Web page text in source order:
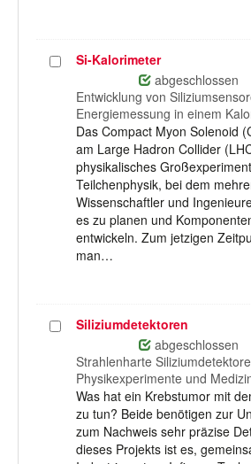
ProjektSi-Kalorimeter
abgeschlossen
Entwicklung von
Energiemessung in einem
Das Compact Myon Solenoid
am Large Hadron Collider
physikalisches
Teilchenphysik, bei dem
Wissenschaftler und
es zu planen und
entwickeln. Zum jetzigen
man…
ProjektSiliziumdetektoren
abgeschlossen
Strahlenharte
Physikexperimente und
Was hat ein Krebstumor mit
zu tun? Beide benötigen zur
zum Nachweis sehr präzise
dieses Projekts ist es,